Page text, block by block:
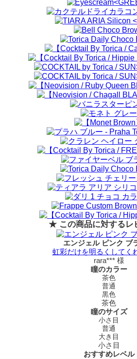
★ この商品に対する
エンジェル ピンク ブ
虹彩だけを明るくしてく
rara*** 様
瞳のカラー
茶色
普通
黒色
茶色
瞳のサイズ
小さ目
普通
大き目
小さ目
おすすめレベル